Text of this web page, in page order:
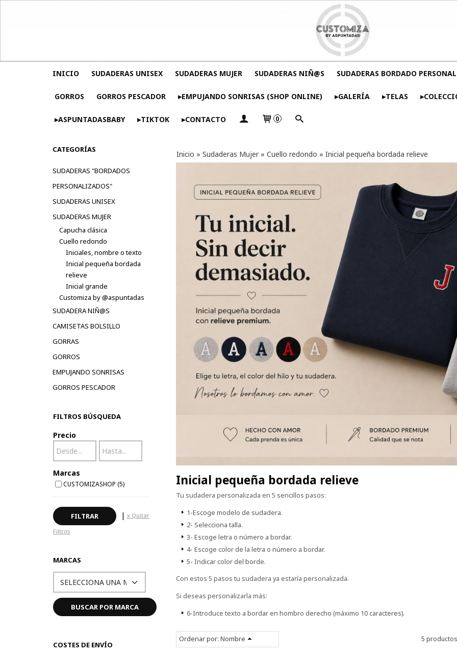
INICIO SUDADERAS UNISEX SUDADERAS MUJER SUDADERAS NIÑ@S SUDADERAS BORDADO
GORROS GORROS PESCADOR ▸EMPUJANDO SONRISAS (SHOP ONLINE) ▸GALERÍA ▸TELAS
▸ASPUNTADASBABY ▸TIKTOK ▸CONTACTO 0
CATEGORÍAS
SUDADERAS "BORDADOS
PERSONALIZADOS"
SUDADERAS UNISEX
SUDADERAS MUJER
Capucha clásica
Cuello redondo
Iniciales, nombre o texto
Inicial pequeña bordada
relieve
Inicial grande
Customiza by @aspuntadas
SUDADERA NIÑ@S
CAMISETAS BOLSILLO
GORRAS
GORROS
EMPUJANDO SONRISAS
GORROS PESCADOR
FILTROS BÚSQUEDA
Precio
Marcas
CUSTOMIZASHOP (5)
| x Quitar
Filtros
MARCAS
COSTES DE ENVÍO
Inicio » Sudaderas Mujer» Cuello redondo » Inicial pequeña bordada relieve
Inicial pequeña bordada relieve
Tu sudadera personalizada en 5 sencillos pasos:
1-Escoge modelo de sudadera.
2- Selecciona talla.
3- Escoge letra o número a bordar.
4- Escoge color de la letra o número a bordar.
5- Indicar color del borde.
Con estos 5 pasos tu sudadera ya estaría personalizada.
Si deseas personalizarla más:
6-Introduce texto a bordar en hombro derecho (máximo 10 caracteres).
Ordenar por: Nombre 5 productos